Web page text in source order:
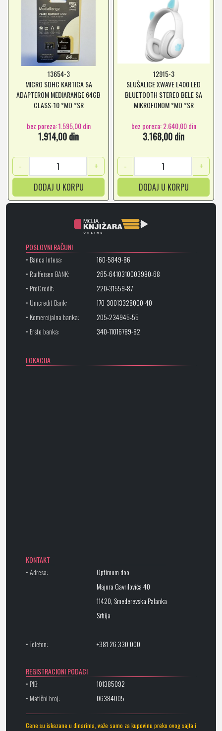
13654-3
MICRO SDHC KARTICA SA
ADAPTEROM MEDIARANGE 64GB
CLASS-10 *MD *SR
bez poreza: 1.595,00 din
1.914,00 din
-
+
DODAJ U KORPU
12915-3
SLUŠALICE XWAVE L400 LED
BLUETOOTH STEREO BELE SA
MIKROFONOM *MD *SR
bez poreza: 2.640,00 din
3.168,00 din
-
+
DODAJ U KORPU
POSLOVNI RAČUNI
• Banca Intesa:
160-5849-86
• Raiffeisen BANK:
265-6410310003980-68
• ProCredit:
220-31559-87
• Unicredit Bank:
170-30013328000-40
• Komercijalna banka:
205-234945-55
• Erste banka:
340-11016789-82
LOKACIJA
KONTAKT
• Adresa:
Optimum doo
Majora Gavrilovića 40
11420, Smederevska Palanka
Srbija
• Telefon: +381 26 330 000
REGISTRACIONI PODACI
• PIB:
101385092
• Matični broj:
06384005
Cene su iskazane u dinarima, važe samo za kupovinu preko ovog sajta i